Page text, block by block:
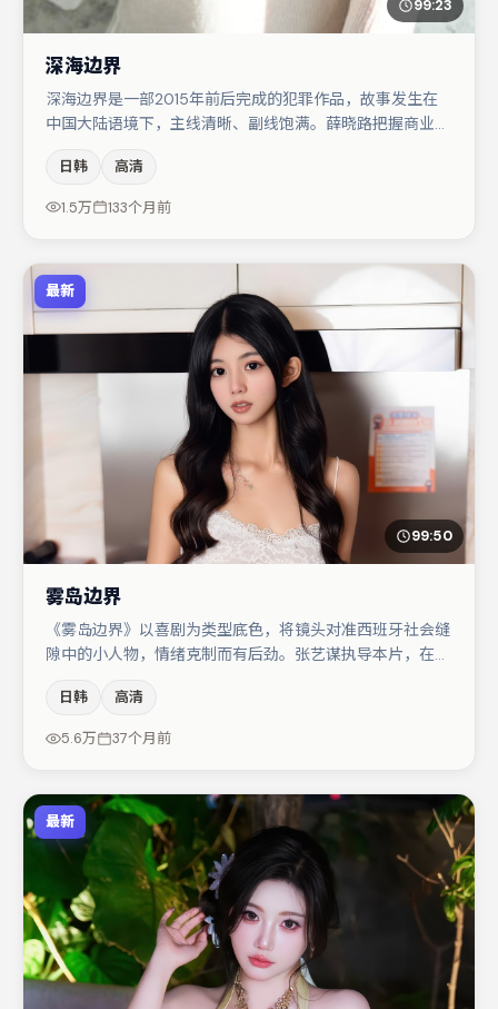
99:23
深海边界
深海边界是一部2015年前后完成的犯罪作品，故事发生在
中国大陆语境下，主线清晰、副线饱满。薛晓路把握商业节
演阵容包括肖央、张颂文、大鹏等，角色动机前后呼应，适
合喜欢抠台词与伏笔的观众。整体完成度较高，适合周末一
日韩 高清
1.5万 133个月前
最新
99:50
雾岛边界
《雾岛边界》以喜剧为类型底色，将镜头对准西班牙社会缝
隙中的小人物，情绪克制而有后劲。张艺谋执导本片，在场
胡歌在片中承担叙事驱动，任素汐、周冬雨分别提供反差与
喜剧/悬疑调剂（视场次而定）。整体完成度较高，适合周
日韩 高清
5.6万 37个月前
最新